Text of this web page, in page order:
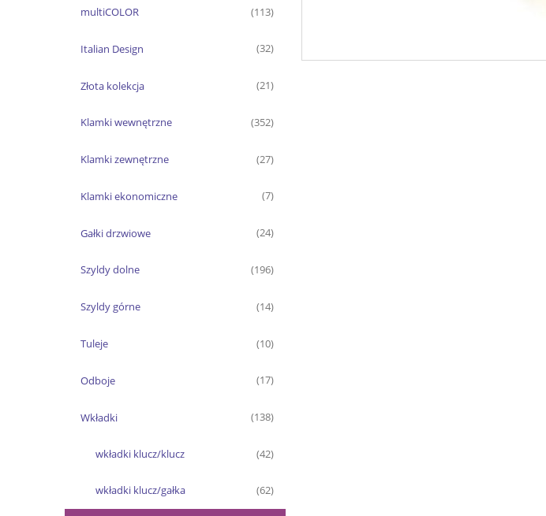
multiCOLOR (113)
Italian Design (32)
Złota kolekcja (21)
Klamki wewnętrzne (352)
Klamki zewnętrzne (27)
Klamki ekonomiczne (7)
Gałki drzwiowe (24)
Szyldy dolne (196)
Szyldy górne (14)
Tuleje (10)
Odboje (17)
Wkładki (138)
wkładki klucz/klucz (42)
wkładki klucz/gałka (62)